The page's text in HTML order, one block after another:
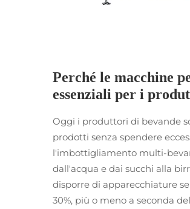
Perché le macchine
essenziali per i
Oggi i produttori di bevande
prodotti senza spendere
l'imbottigliamento multi-
dall'acqua e dai succhi alla
disporre di apparecchiature
30%, più o meno a seconda